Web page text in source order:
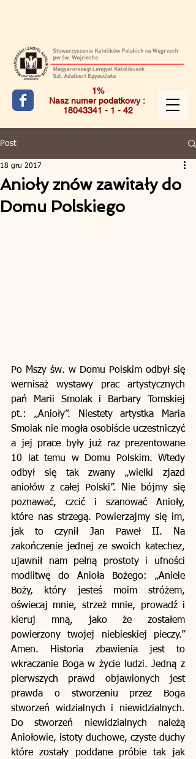
1%
Nasz numer podatkowy :
18043341 - 1 - 42
Post
Anioły znów zawitały do
Domu Polskiego
18 gru 2017
Po Mszy św. w Domu Polskim odbył się
wernisaż wystawy prac artystycznych
pań Marii Smolak i Barbary Tomskiej
pt.: „Anioły”. Niestety artystka Maria
Smolak nie mogła osobiście uczestniczyć
a jej prace były już raz prezentowane
10 lat temu w Domu Polskim. Wtedy
odbył się tak zwany „wielki zjazd
aniołów z całej Polski”. Nie bójmy się
poznawać, czcić i szanować Anioły,
które nas strzegą. Powierzajmy się im,
jak to czynił Jan Paweł II. Na
zakończenie jednej ze swoich katechez,
ujawnił nam pełną prostoty i ufności
modlitwę do Anioła Bożego: „Aniele
Boży, który jesteś moim stróżem,
oświecaj mnie, strzeż mnie, prowadź i
kieruj mną, jako że zostałem
powierzony twojej niebieskiej pieczy.”
Amen. Historia zbawienia jest to
wkraczanie Boga w życie ludzi. Jedną z
pierwszych prawd objawionych jest
prawda o stworzeniu przez Boga
stworzeń widzialnych i niewidzialnych.
Do stworzeń niewidzialnych należą
Aniołowie, istoty duchowe, czyste duchy
które zostały poddane próbie tak jak